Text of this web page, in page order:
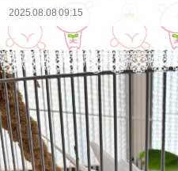
2025.08.08 09:15